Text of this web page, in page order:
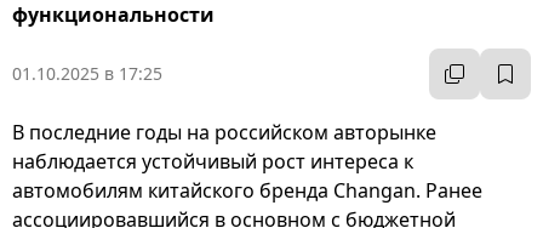
функциональности
01.10.2025 в 17:25
В последние годы на российском авторынке
наблюдается устойчивый рост интереса к
автомобилям китайского бренда Changan. Ранее
ассоциировавшийся в основном с бюджетной